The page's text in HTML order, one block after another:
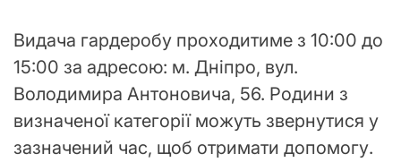
Видача гардеробу проходитиме з 10:00 до
15:00 за адресою: м. Дніпро, вул.
Володимира Антоновича, 56. Родини з
визначеної категорії можуть звернутися у
зазначений час, щоб отримати допомогу.